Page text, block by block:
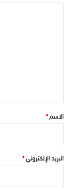
*الاسم*
البريد الإلكتروني*